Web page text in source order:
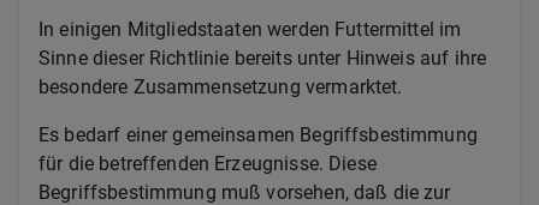
In einigen Mitgliedstaaten werden Futtermittel im
Sinne dieser Richtlinie bereits unter Hinweis auf ihre
besondere Zusammensetzung vermarktet.
Es bedarf einer gemeinsamen Begriffsbestimmung
für die betreffenden Erzeugnisse. Diese
Begriffsbestimmung muß vorsehen, daß die zur